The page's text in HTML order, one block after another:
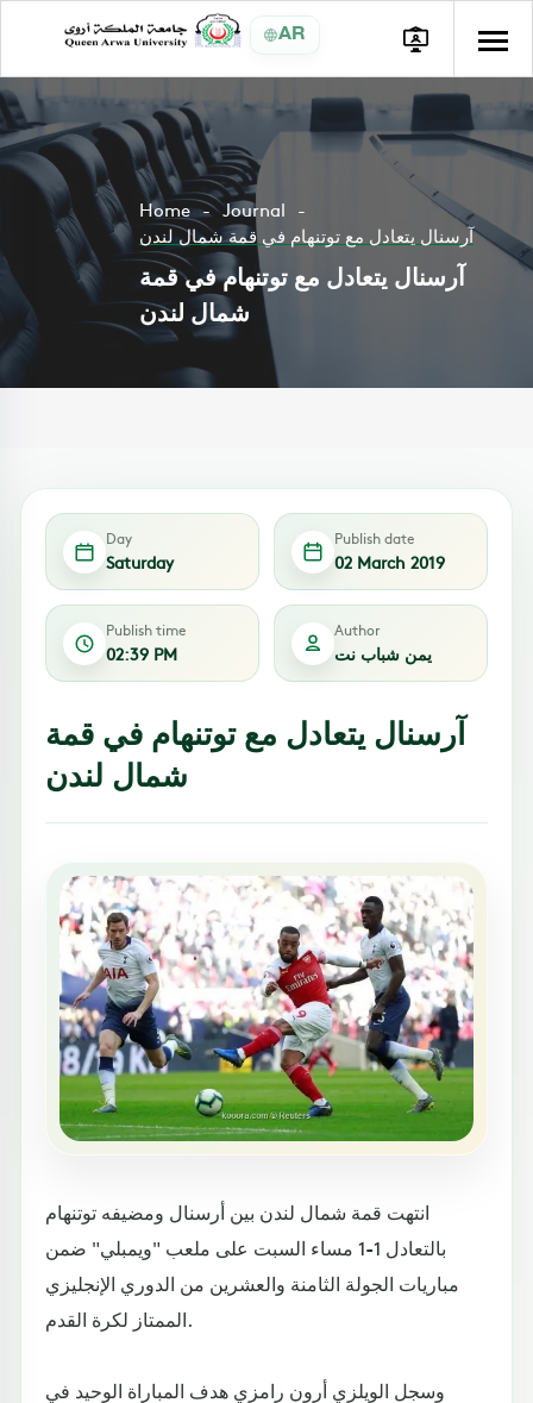
AR
Home
Journal
آرسنال يتعادل مع توتنهام في قمة شمال لندن
آرسنال يتعادل مع توتنهام في قمة
شمال لندن
Day
Saturday
Publish date
02 March 2019
Publish time
02:39 PM
Author
يمن شباب نت
آرسنال يتعادل مع توتنهام في قمة
شمال لندن
انتهت قمة شمال لندن بين أرسنال ومضيفه توتنهام
بالتعادل 1-1 مساء السبت على ملعب "ويمبلي" ضمن
مباريات الجولة الثامنة والعشرين من الدوري الإنجليزي
الممتاز لكرة القدم.
وسجل الويلزي أرون رامزي هدف المباراة الوحيد في